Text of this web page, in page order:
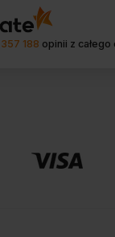
357 188 opinii z